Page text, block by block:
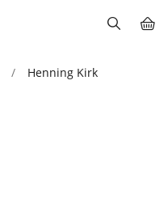
/ Henning Kirk